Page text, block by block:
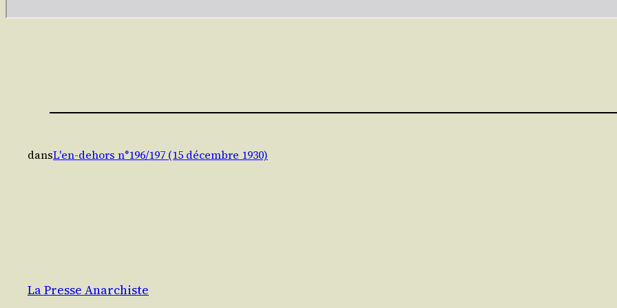
dansL'en-dehors n°196/197 (15 décembre 1930)
La Presse Anarchiste